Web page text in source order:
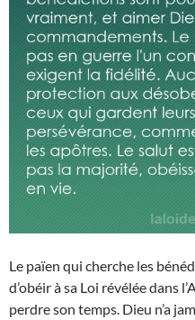
Le païen qui cherche les
d’obéir à sa Loi révélée dans
perdre son temps. Dieu n’a